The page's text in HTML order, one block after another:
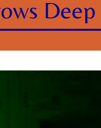
Deep